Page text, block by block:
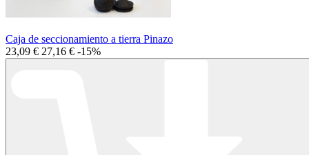
Caja de seccionamiento a tierra Pinazo
23,09 € 27,16 € -15%